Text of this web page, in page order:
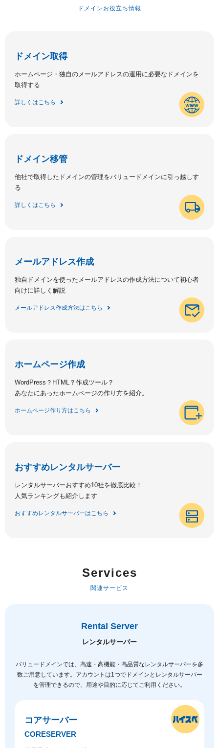
ドメインお役立ち情報
ドメイン取得
ホームページ・独自のメールアドレスの運用に必要なドメインを
取得する
詳しくはこちら
ドメイン移管
他社で取得したドメインの管理をバリュードメインに引っ越しす
る
詳しくはこちら
メールアドレス作成
独自ドメインを使ったメールアドレスの作成方法について初心者
向けに詳しく解説
メールアドレス作成方法はこちら
ホームページ作成
WordPress？HTML？作成ツール？
あなたにあったホームページの作り方を紹介。
ホームページ作り方はこちら
おすすめレンタルサーバー
レンタルサーバーおすすめ10社を徹底比較！
人気ランキングも紹介します
おすすめレンタルサーバーはこちら
Services
関連サービス
Rental Server
レンタルサーバー
バリュードメインでは、高速・高機能・高品質なレンタルサーバーを多
数ご用意しています。
アカウントは1つでドメインとレンタルサーバー
を管理できるので、用途や目的に応じてご利用ください。
コアサーバー
CORESERVER